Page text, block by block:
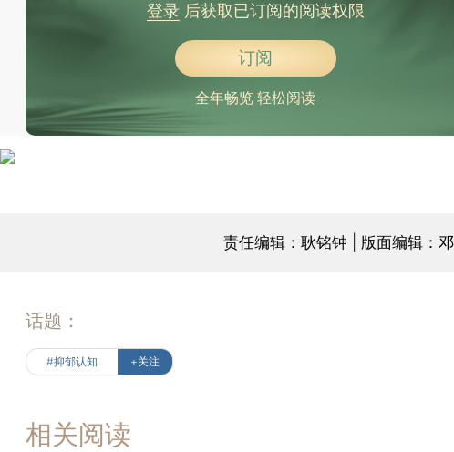
登录后获取已订阅的阅读权限
订阅
全年畅览 轻松阅读
责任编辑：耿铭钟 | 版面编辑：
话题：
#抑郁认知 +关注
相关阅读